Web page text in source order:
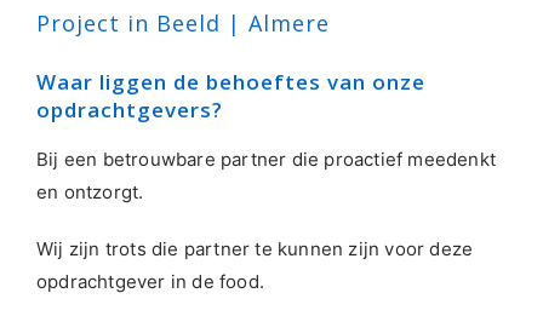
Project in Beeld | Almere
Waar liggen de behoeftes van onze
opdrachtgevers?
Bij een betrouwbare partner die proactief meedenkt
en ontzorgt.
Wij zijn trots die partner te kunnen zijn voor deze
opdrachtgever in de food.